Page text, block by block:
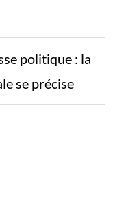
politique : la
se précise